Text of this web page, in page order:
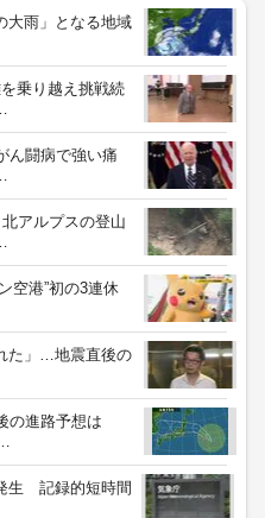
大雨」となる地域
乗り越え挑戦続
ん闘病で強い痛
アルプスの登山
空港”初の3連休
た」…地震直後の
の進路予想は
生 記録的短時間